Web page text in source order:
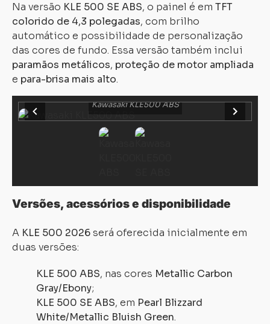
Na versão KLE 500 SE ABS, o painel é em TFT
colorido de 4,3 polegadas, com brilho
automático e possibilidade de personalização
das cores de fundo. Essa versão também inclui
paramãos metálicos, proteção de motor ampliada
e para-brisa mais alto.
Kawasaki KLE500 ABS
Versões, acessórios e disponibilidade
A KLE 500 2026será oferecida inicialmente em
duas versões:
KLE 500 ABS, nas cores Metallic Carbon
Gray/Ebony;
KLE 500 SE ABS, em Pearl Blizzard
White/Metallic Bluish Green.